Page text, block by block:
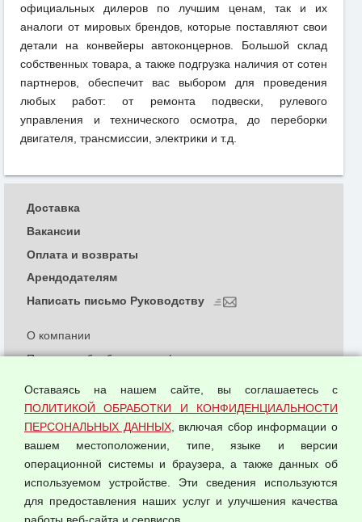
официальных дилеров по лучшим ценам, так и их
аналоги от мировых брендов, которые поставляют свои
детали на конвейеры автоконцернов. Большой склад
собственных товара, а также подгрузка наличия от сотен
партнеров, обеспечит вас выбором для проведения
любых работ: от ремонта подвески, рулевого
управления и технического осмотра, до переборки
двигателя, трансмиссии, электрики и т.д.
© 2026 ООО "Феникс"
О компании
Политика обработки и конфиденциальности
Согласием на обработку персональных данных
Оферта оптовой купли-продажи
Публичная оферта
Доставка
Вакансии
Оплата и возвраты
Арендодателям
Написать письмо Руководству
Оставаясь на нашем сайте, вы соглашаетесь с
ПОЛИТИКОЙ ОБРАБОТКИ И КОНФИДЕНЦИАЛЬНОСТИ
ПЕРСОНАЛЬНЫХ ДАННЫХ, включая сбор информации о
вашем местоположении, типе, языке и версии
операционной системы и браузера, а также данных об
используемом устройстве. Эти сведения используются
для предоставления наших услуг и улучшения качества